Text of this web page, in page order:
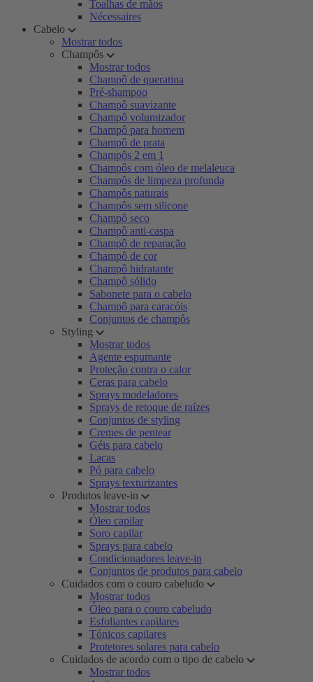
Toalhas de mãos
Nécessaires
Cabelo
Mostrar todos
Champôs
Mostrar todos
Champô de queratina
Pré-shampoo
Champô suavizante
Champô volumizador
Champô para homem
Champô de prata
Champôs 2 em 1
Champôs com óleo de melaleuca
Champôs de limpeza profunda
Champôs naturais
Champôs sem silicone
Champô seco
Champô anti-caspa
Champô de reparação
Champô de cor
Champô hidratante
Champô sólido
Sabonete para o cabelo
Champô para caracóis
Conjuntos de champôs
Styling
Mostrar todos
Agente espumante
Proteção contra o calor
Ceras para cabelo
Sprays modeladores
Sprays de retoque de raízes
Conjuntos de styling
Cremes de pentear
Géis para cabelo
Lacas
Pó para cabelo
Sprays texturizantes
Produtos leave-in
Mostrar todos
Óleo capilar
Soro capilar
Sprays para cabelo
Condicionadores leave-in
Conjuntos de produtos para cabelo
Cuidados com o couro cabeludo
Mostrar todos
Óleo para o couro cabeludo
Esfoliantes capilares
Tónicos capilares
Protetores solares para cabelo
Cuidados de acordo com o tipo de cabelo
Mostrar todos